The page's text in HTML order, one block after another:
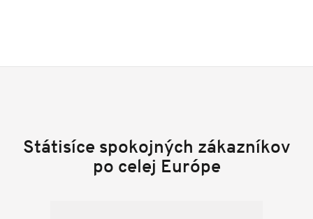
Státisíce spokojných zákazníkov
po celej Európe